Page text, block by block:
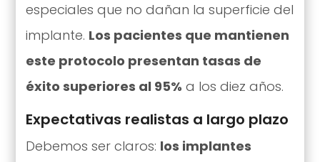
especiales que no dañan la superficie del
implante. Los pacientes que mantienen
este protocolo presentan tasas de
éxito superiores al 95% a los diez años.
Expectativas realistas a largo plazo
Debemos ser claros: los implantes